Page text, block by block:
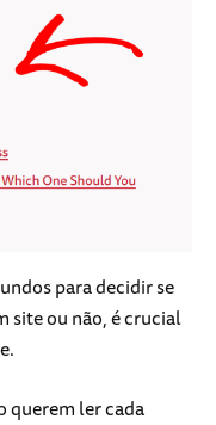
para decidir se
site ou não, é crucial
querem ler cada